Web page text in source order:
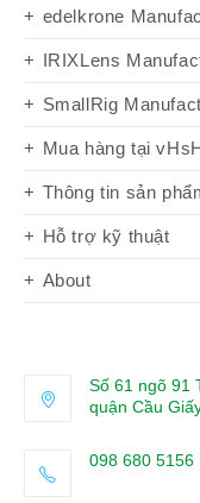
edelkrone
IRIXLens
SmallRig
Mua hàng tại
Thông tin sản
Hỗ trợ kỹ thuật
About
Số 61 ngõ 91
quận Cầu
098 680 5156